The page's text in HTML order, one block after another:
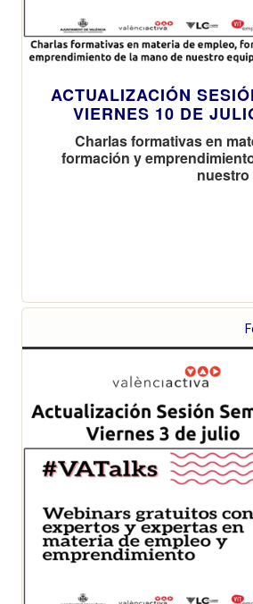
ACTUALIZACIÓN
VIERNES 10 DE
Charlas formativas en
formación y